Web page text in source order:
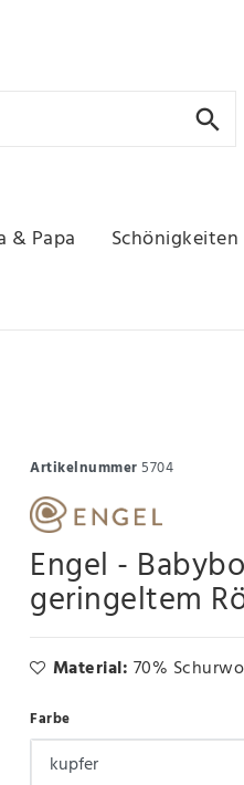
& Papa Schönigkeiten
Artikelnummer5704
Engel -
geringeltem
Material: 70%
Farbe